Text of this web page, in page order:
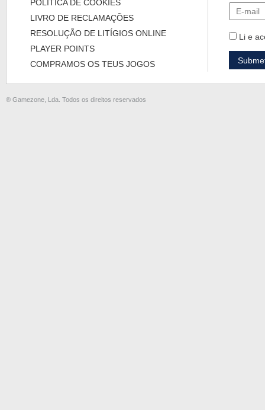
POLÍTICA DE COOKIES
LIVRO DE RECLAMAÇÕES
RESOLUÇÃO DE LITÍGIOS ONLINE
PLAYER POINTS
COMPRAMOS OS TEUS JOGOS
Li e
® Gamezone, Lda. Todos os direitos reservados